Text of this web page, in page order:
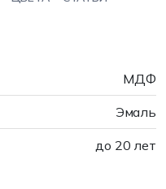
МДФ
Эмаль
до 20 лет